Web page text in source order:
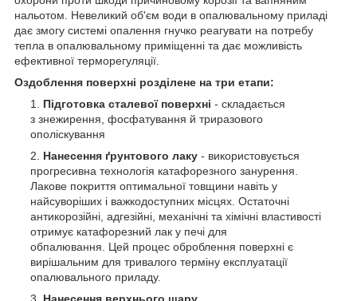
нальотом. Невеликий об'єм води в опалювальному приладі
дає змогу системі опалення гнучко реагувати на потребу
тепла в опалювальному приміщенні та дає можливість
ефективної терморегуляції.
Оздоблення поверхні розділене на три етапи:
Підготовка сталевої поверхні - складається
з знежирення, фосфатування й триразового
ополіскування
Нанесення ґрунтового лаку - використовується
прогресивна технологія катафорезного занурення.
Лакове покриття оптимальної товщини навіть у
найсуворіших і важкодоступних місцях. Остаточні
антикорозійні, адгезійні, механічні та хімічні властивості
отримує катафорезний лак у печі для
обпалювання. Цей процес оброблення поверхні є
вирішальним для тривалого терміну експлуатації
опалювального приладу.